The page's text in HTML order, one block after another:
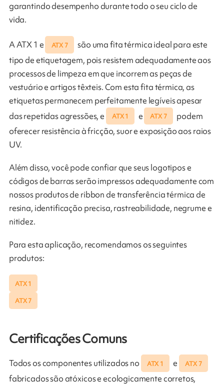
garantindo desempenho durante todo o seu ciclo de
vida.
A ATX 1 e ATX 7
são uma fita térmica ideal para este
tipo de etiquetagem, pois resistem adequadamente aos
processos de limpeza em que incorrem as peças de
vestuário e artigos têxteis. Com esta fita térmica, as
etiquetas permanecem perfeitamente legíveis apesar
das repetidas agressões, e
ATX 1 e ATX 7
podem
oferecer resistência à fricção, suor e exposição aos raios
UV.
Além disso, você pode confiar que seus logotipos e
códigos de barras serão impressos adequadamente com
nossos produtos de ribbon de transferência térmica de
resina, identificação precisa, rastreabilidade, negrume e
nitidez.
Para esta aplicação, recomendamos os seguintes
produtos:
ATX 1
ATX 7
Certificações Comuns
Todos os componentes utilizados no ATX 1 e ATX 7
fabricados são atóxicos e ecologicamente corretos,